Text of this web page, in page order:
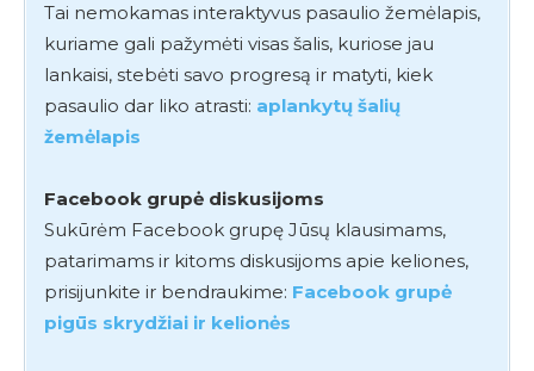
Tai nemokamas interaktyvus pasaulio žemėlapis,
kuriame gali pažymėti visas šalis, kuriose jau
lankaisi, stebėti savo progresą ir matyti, kiek
pasaulio dar liko atrasti: aplankytų šalių
žemėlapis
Facebook grupė diskusijoms
Sukūrėm Facebook grupę Jūsų klausimams,
patarimams ir kitoms diskusijoms apie keliones,
prisijunkite ir bendraukime: Facebook grupė
pigūs skrydžiai ir kelionės